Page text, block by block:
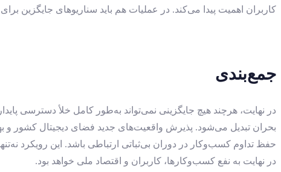
کاربران اهمیت پیدا می‌کند. در عملیات هم باید سناریوهای جایگزین
جمع‌بندی
در نهایت، هرچند هیچ جایگزینی نمی‌تواند به‌طور کامل خلأ دسترسی
بحران تبدیل می‌شود. پذیرش واقعیت‌های جدید فضای دیجیتال کشور و
حفظ تداوم کسب‌وکار در دوران بی‌ثباتی ارتباطی باشد. این رویکرد
در نهایت به نفع کسب‌وکارها، کاربران و اقتصاد ملی خواهد بود.